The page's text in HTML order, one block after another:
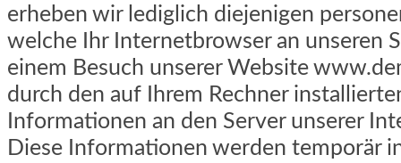
erheben wir lediglich diejenigen
welche Ihr Internetbrowser an unseren
einem Besuch unserer Website
durch den auf Ihrem Rechner
Informationen an den Server unserer
Diese Informationen werden temporär